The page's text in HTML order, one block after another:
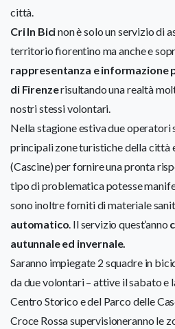
città.
Cri In Bicinon è solo un servizio di
territorio fiorentino ma anche e
rappresentanza e informazione
di Firenzerisultando una realtà
nostri stessi volontari.
Nella stagione estiva due operatori
principali zone turistiche della città
(Cascine) per fornire una pronta
tipo di problematica potesse
sono inoltre forniti di materiale
automatico. Il servizio quest’anno
autunnale ed invernale.
Saranno impiegate 2 squadre in
da due volontari – attive il sabato e
Centro Storico e del Parco delle
Croce Rossa supervisioneranno le